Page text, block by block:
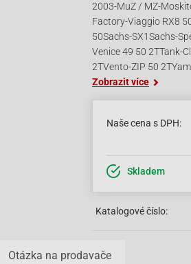
2003-MuZ / MZ-
Factory-Viaggio RX8
50Sachs-SX1Sachs-
Venice 49 50 2TTank-
2TVento-ZIP 50
Zobrazit více
Naše cena s DPH:
Skladem
Katalogové číslo:
Otázka na prodavače